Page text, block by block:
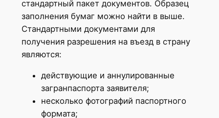
стандартный пакет документов. Образец
заполнения бумаг можно найти в выше.
Стандартными документами для
получения разрешения на въезд в страну
являются:
действующие и аннулированные
загранпаспорта заявителя;
несколько фотографий паспортного
формата;